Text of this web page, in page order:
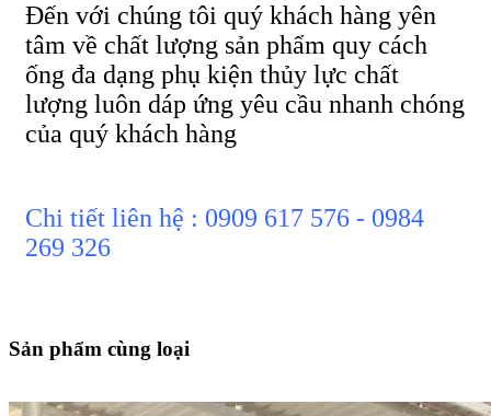
Đến với chúng tôi quý khách hàng yên
tâm về chất lượng sản phẩm quy cách
ống đa dạng phụ kiện thủy lực chất
lượng luôn dáp ứng yêu cầu nhanh chóng
của quý khách hàng
Chi tiết liên hệ : 0909 617 576 - 0984
269 326
Sản phẩm cùng loại